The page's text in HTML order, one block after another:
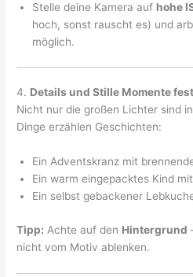
Stelle deine Kamera auf hohe
hoch, sonst rauscht es) und
möglich.
4. Details und Stille Momente
Nicht nur die großen Lichter sind
Dinge erzählen Geschichten:
Ein Adventskranz mit
Ein warm eingepacktes Kind
Ein selbst gebackener
Tipp: Achte auf den Hintergrund
nicht vom Motiv ablenken.